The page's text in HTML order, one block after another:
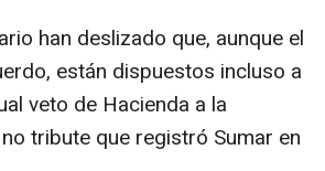
han deslizado que, aunque el
están dispuestos incluso a
veto de Hacienda a la
tribute que registró Sumar en